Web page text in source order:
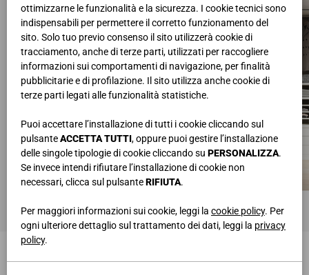
ottimizzarne le funzionalità e la sicurezza. I cookie tecnici sono
indispensabili per permettere il corretto funzionamento del
sito. Solo tuo previo consenso il sito utilizzerà cookie di
tracciamento, anche di terze parti, utilizzati per raccogliere
informazioni sui comportamenti di navigazione, per finalità
pubblicitarie e di profilazione. Il sito utilizza anche cookie di
terze parti legati alle funzionalità statistiche.
Puoi accettare l’installazione di tutti i cookie cliccando sul
pulsanteACCETTA TUTTI, oppure puoi gestire l’installazione
delle singole tipologie di cookie cliccando su PERSONALIZZA.
Se invece intendi rifiutare l’installazione di cookie non
necessari, clicca sul pulsanteRIFIUTA.
Per maggiori informazioni sui cookie, leggi la cookie policy. Per
ogni ulteriore dettaglio sul trattamento dei dati, leggi la privacy
policy.